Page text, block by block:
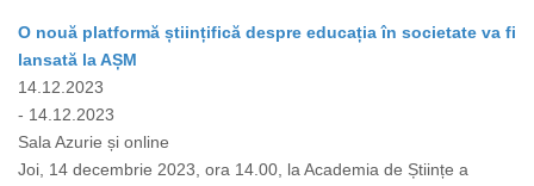
O nouă platformă științifică despre educația în societate va fi
lansată la AȘM
14.12.2023
- 14.12.2023
Sala Azurie și online
Joi, 14 decembrie 2023, ora 14.00, la Academia de Științe a